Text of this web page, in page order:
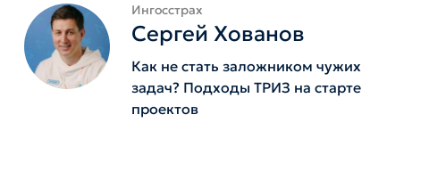
Ингосстрах
Сергей Хованов
Как не стать заложником чужих
задач? Подходы ТРИЗ на старте
проектов